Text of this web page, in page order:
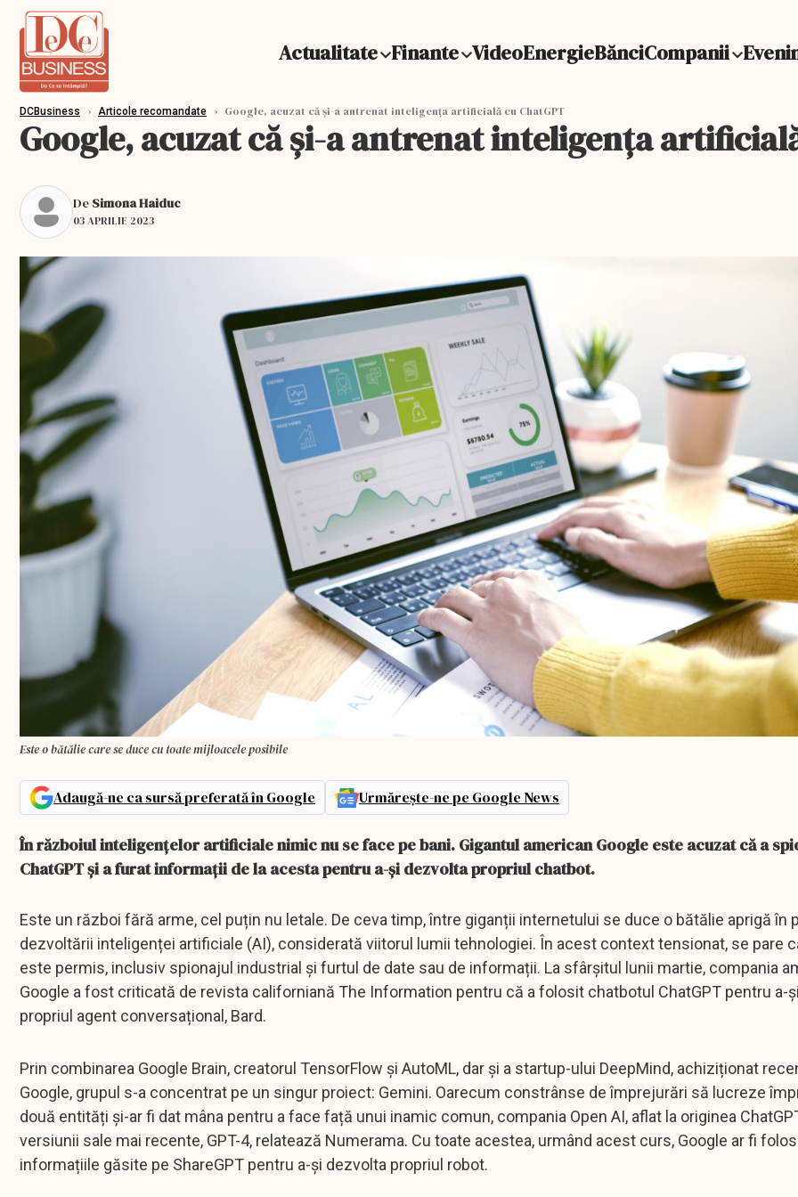
Actualitate Finante VideoEnergieBănciCompanii
DCBusiness › Articole recomandate › Google, acuzat că și-a antrenat inteligența artificială cu ChatGPT
Google, acuzat că și-a antrenat inteligența
De Simona Haiduc
03 APRILIE 2023
Este o bătălie care se duce cu toate mijloacele posibile
Adaugă-ne ca sursă preferată în Google Urmărește-ne pe Google News
În războiul inteligențelor artificiale nimic nu se face pe bani. Gigantul american Google este acuzat că a
ChatGPT și a furat informații de la acesta pentru a-și dezvolta propriul chatbot.
Este un război fără arme, cel puțin nu letale. De ceva timp, între giganții internetului se duce o bătălie aprigă în
dezvoltării inteligenței artificiale (AI), considerată viitorul lumii tehnologiei. În acest context tensionat, se pare
este permis, inclusiv spionajul industrial și furtul de date sau de informații. La sfârșitul lunii martie, compania
Google a fost criticată de revista californiană The Information pentru că a folosit chatbotul ChatGPT pentru a-
propriul agent conversațional, Bard.
Prin combinarea Google Brain, creatorul TensorFlow și AutoML, dar și a startup-ului DeepMind, achiziționat
Google, grupul s-a concentrat pe un singur proiect: Gemini. Oarecum constrânse de împrejurări să lucreze
două entități și-ar fi dat mâna pentru a face față unui inamic comun, compania Open AI, aflat la originea
versiunii sale mai recente, GPT-4, relatează Numerama. Cu toate acestea, urmând acest curs, Google ar fi
informațiile găsite pe ShareGPT pentru a-și dezvolta propriul robot.